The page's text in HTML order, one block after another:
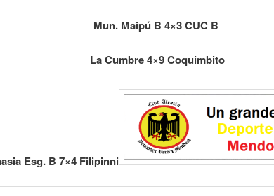
Mun. Maipú B 4×3 CUC B
La Cumbre 4×9 Coquimbito
Esg. B 7×4 Filipinni